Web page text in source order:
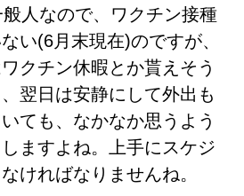
人なので、ワクチン接種
い(6月末現在)のですが、
クチン休暇とか貰えそう
翌日は安静にして外出も
ても、なかなか思うよう
ますよね。上手にスケジ
ければなりませんね。